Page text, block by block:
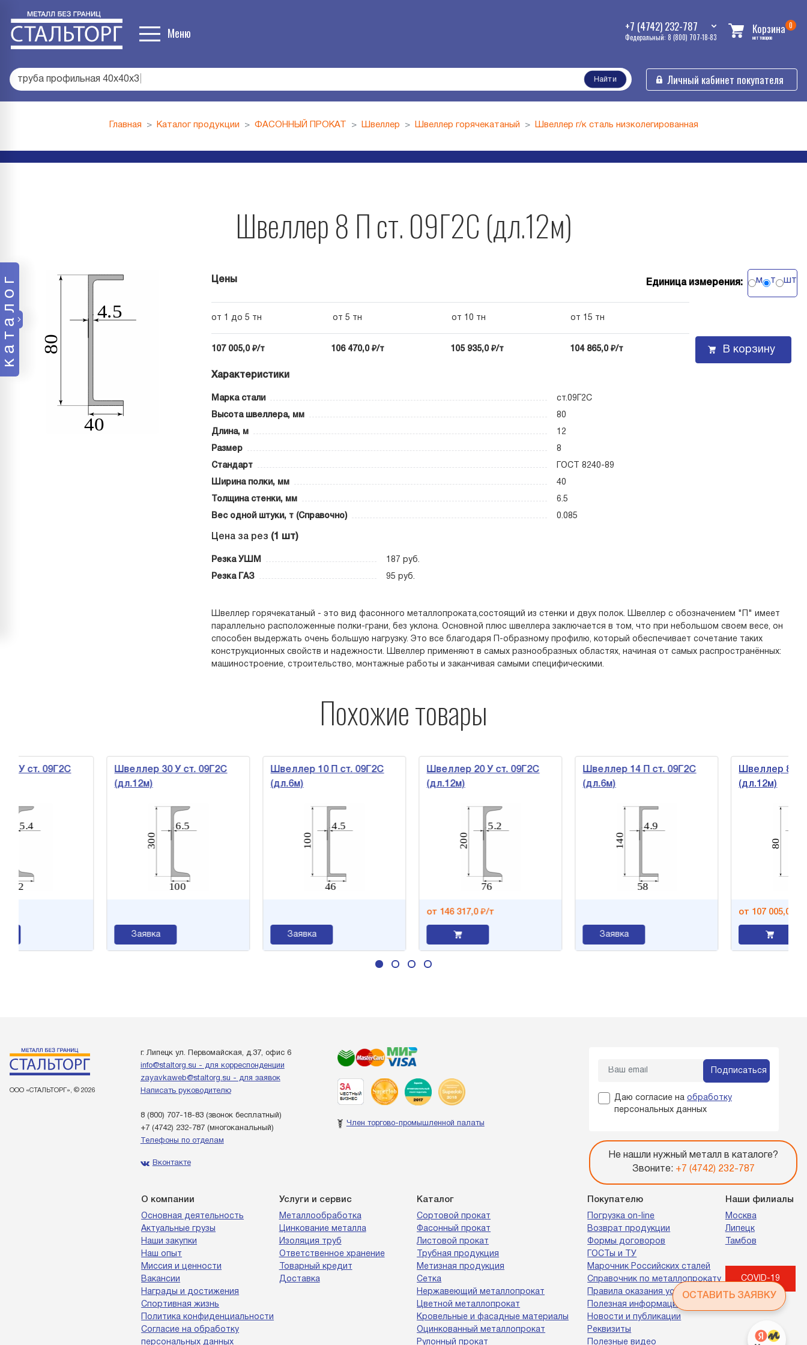
Меню +7 (4742) 232-787
Федеральный: 8 (800) 707-18-83
Корзина 0
нет товаров
труба профильная 40х40х3 Найти Личный кабинет покупателя
каталог
Главная Каталог продукции ФАСОННЫЙ ПРОКАТ Швеллер Швеллер горячекатаный Швеллер г/к сталь низколегированная
Швеллер 8 П ст. 09Г2С (дл.12м)
Цены Единица измерения: м т шт
от 1 до 5 тн от 5 тн от 10 тн от 15 тн
107 005,0 ₽/т 106 470,0 ₽/т 105 935,0 ₽/т 104 865,0 ₽/т В корзину
Характеристики
Марка стали ст.09Г2С
Высота швеллера, мм 80
Длина, м 12
Размер 8
Стандарт ГОСТ 8240-89
Ширина полки, мм 40
Толщина стенки, мм 6.5
Вес одной штуки, т (Справочно) 0.085
Цена за рез (1 шт)
Резка УШМ 187 руб.
Резка ГАЗ 95 руб.
Швеллер горячекатаный - это вид фасонного металлопроката,состоящий из стенки и двух полок. Швеллер с обозначением "П" имеет
параллельно расположенные полки-грани, без уклона. Основной плюс швеллера заключается в том, что при небольшом своем весе, он
способен выдержать очень большую нагрузку. Это все благодаря П-образному профилю, который обеспечивает сочетание таких
конструкционных свойств и надежности. Швеллер применяют в самых разнообразных областях, начиная от самых распространённых:
машиностроение, строительство, монтажные работы и заканчивая самыми специфическими.
Похожие товары
09Г2С
Швеллер 30 У ст. 09Г2С
(дл.12м)
Швеллер 10 П ст. 09Г2С
Швеллер 20 У ст. 09Г2С
(дл.12м)
от 146 317,0 ₽/т
Швеллер 14 П ст. 09Г2С
Швеллер 8 У ст.
(дл.12м)
от 107 005,0 ₽/т
ООО «СТАЛЬТОРГ», © 2026
г. Липецк ул. Первомайская, д.37, офис 6
info@staltorg.su - для корреспонденции
zayavkaweb@staltorg.su - для заявок
Написать руководителю
8 (800) 707-18-83(звонок бесплатный)
+7 (4742) 232-787(многоканальный)
Телефоны по отделам
Вконтакте
О компании
Основная деятельность
Актуальные грузы
Наши закупки
Наш опыт
Миссия и ценности
Вакансии
Награды и достижения
Спортивная жизнь
Политика конфиденциальности
Согласие на обработку
персональных данных
Услуги и сервис
Металлообработка
Цинкование металла
Изоляция труб
Ответственное хранение
Товарный кредит
Доставка
Каталог
Сортовой прокат
Фасонный прокат
Листовой прокат
Трубная продукция
Метизная продукция
Сетка
Нержавеющий металлопрокат
Цветной металлопрокат
Кровельные и фасадные материалы
Оцинкованный металлопрокат
Рулонный прокат
Покупателю
Погрузка on-line
Возврат продукции
Формы договоров
ГОСТы и ТУ
Марочник Российских сталей
Справочник по металлопрокату
Правила оказания услуг
Полезная информация
Новости и публикации
Реквизиты
Полезные видео
Наши филиалы
Москва
Липецк
Тамбов
COVID-19
Подписаться
Даю согласие на обработку
персональных данных
Не нашли нужный металл в каталоге?
Звоните: +7 (4742) 232-787
Член торгово-промышленной палаты
ОСТАВИТЬ ЗАЯВКУ